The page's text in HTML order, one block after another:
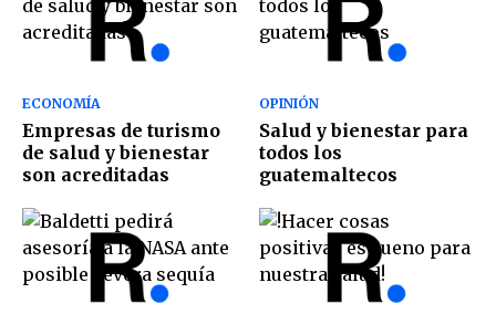
ECONOMÍA
Empresas de turismo
de salud y bienestar
son acreditadas
OPINIÓN
Salud y bienestar para
todos los
guatemaltecos